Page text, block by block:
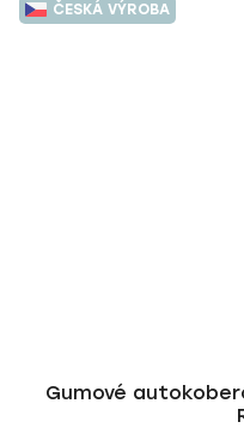
ČESKÁ VÝROBA
Gumové